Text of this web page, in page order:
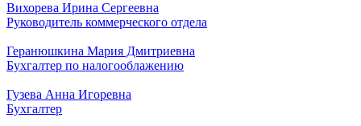
Вихорева Ирина Сергеевна
Руководитель коммерческого отдела
Геранюшкина Мария Дмитриевна
Бухгалтер по налогооблажению
Гузева Анна Игоревна
Бухгалтер